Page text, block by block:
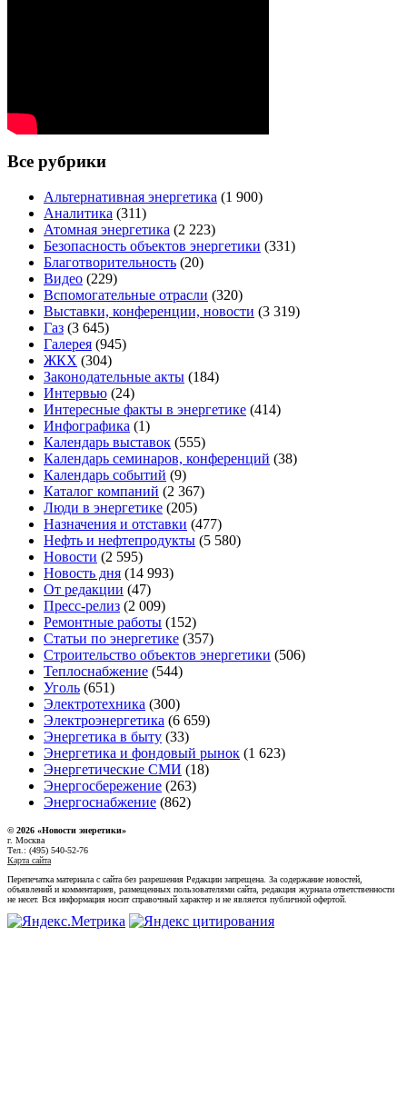
Все рубрики
Альтернативная энергетика (1 900)
Аналитика (311)
Атомная энергетика (2 223)
Безопасность объектов энергетики (331)
Благотворительность (20)
Видео (229)
Вспомогательные отрасли (320)
Выставки, конференции, новости (3 319)
Газ (3 645)
Галерея (945)
ЖКХ (304)
Законодательные акты (184)
Интервью (24)
Интересные факты в энергетике (414)
Инфографика (1)
Календарь выставок (555)
Календарь семинаров, конференций (38)
Календарь событий (9)
Каталог компаний (2 367)
Люди в энергетике (205)
Назначения и отставки (477)
Нефть и нефтепродукты (5 580)
Новости (2 595)
Новость дня (14 993)
От редакции (47)
Пресс-релиз (2 009)
Ремонтные работы (152)
Статьи по энергетике (357)
Строительство объектов энергетики (506)
Теплоснабжение (544)
Уголь (651)
Электротехника (300)
Электроэнергетика (6 659)
Энергетика в быту (33)
Энергетика и фондовый рынок (1 623)
Энергетические СМИ (18)
Энергосбережение (263)
Энергоснабжение (862)
© 2026 «Новости энеретики»
г. Москва
Тел.: (495) 540-52-76
Карта сайта
Перепечатка материала с сайта без разрешения Редакции запрещена. За содержание новостей,
объявлений и комментариев, размещенных пользователями сайта, редакция журнала ответственности
не несет. Вся информация носит справочный характер и не является публичной офертой.